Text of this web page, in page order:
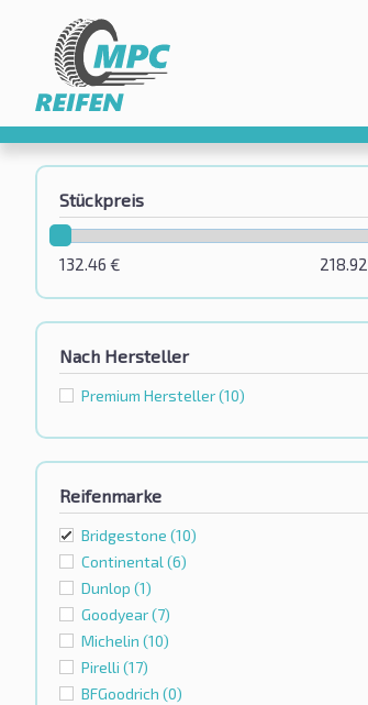
Stückpreis
218.92
132.46 €
Nach Hersteller
Premium Hersteller(10)
Reifenmarke
Bridgestone (10)
Continental (6)
Dunlop (1)
Goodyear(7)
Michelin (10)
Pirelli (17)
BFGoodrich (0)